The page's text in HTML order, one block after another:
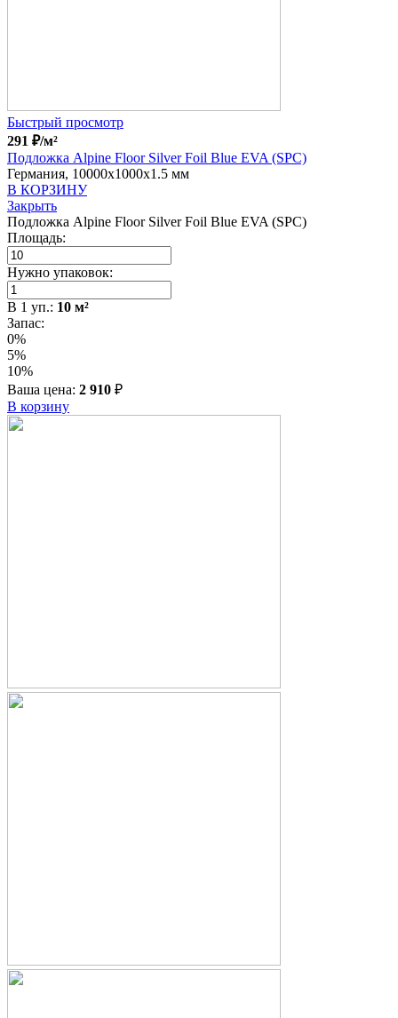
Быстрый просмотр
291 ₽/м²
Подложка Alpine Floor Silver Foil Blue EVA (SPC)
Германия, 10000x1000x1.5 мм
В КОРЗИНУ
Закрыть
Подложка Alpine Floor Silver Foil Blue EVA (SPC)
Площадь:
Нужно упаковок:
В 1 уп.: 10 м²
Запас:
0%
5%
10%
Ваша цена: 2 910 ₽
В корзину